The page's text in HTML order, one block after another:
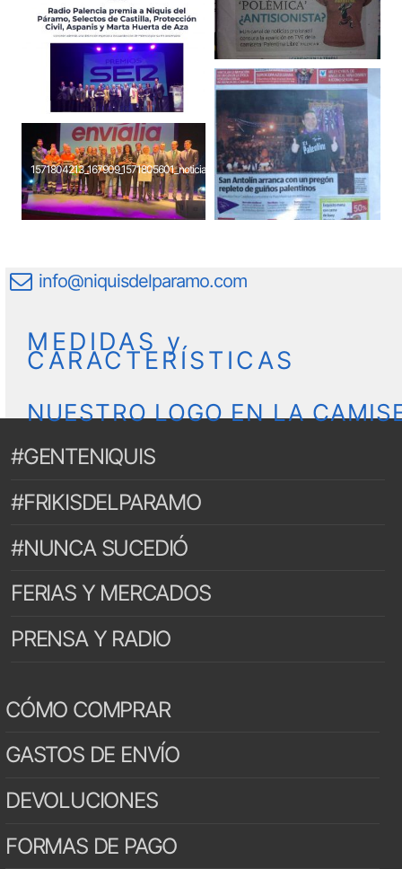
1571804213_167909_1571805601_noticia_normal_recorte1
info@niquisdelparamo.com
MEDIDAS y
CARACTERÍSTICAS
NUESTRO LOGO EN LA
#GENTENIQUIS
#FRIKISDELPARAMO
#NUNCA SUCEDIÓ
FERIAS Y MERCADOS
PRENSA Y RADIO
CÓMO COMPRAR
GASTOS DE ENVÍO
DEVOLUCIONES
FORMAS DE PAGO